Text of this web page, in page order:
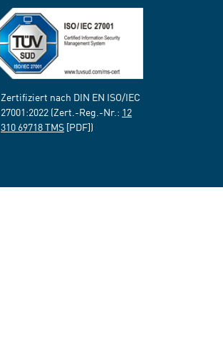
Zertifiziert nach DIN EN ISO/IEC
27001:2022 (Zert.-Reg.-Nr.: 12
310 69718 TMS [PDF])